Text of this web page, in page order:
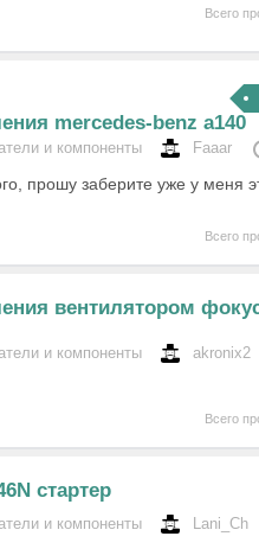
Всего
mercedes-benz a140
и компоненты Faaar
прошу заберите уже у меня
Всего
вентилятором
и компоненты akronix2
Всего
стартер
и компоненты Lani_Ch